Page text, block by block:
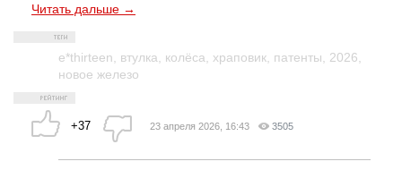
Читать дальше →
e*thirteen, втулка, колёса, храповик, патенты, 2026,
новое железо
+37 23 апреля 2026, 16:43 3505